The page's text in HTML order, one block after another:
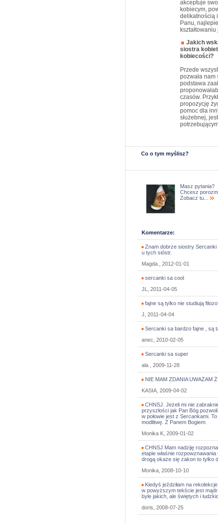
akceptuje
kobiecym,
delikatnością
Panu,
Jakich
siostra
kobiecości?
Przede
pozwała
podstawa
czasów.
propozycję
pomoc dla
służebnej,
Co o tym myślisz?
Masz pytania?
Chcesz
Zobacz tu...
Komentarze:
Znam dobrze siostry Sercanki
u tych sióstr.
Magda., 2012-01-01
sercanki sa cool
JL, 2011-04-05
fajne są tylko nie studiują
J, 2011-04-04
Sercanki sa bardzo fajne , są
anec, 2010-02-05
Sercanki sa super
ala , 2009-11-28
NIE MAM ZDANIA UWAŻAM
KASIA, 2009-04-02
CHNSJ. Jeżeli mi nie
przyszłości jak Pan Bóg
w połowie jest z Sercankami.
modlitwę. Z Panem Bogiem.
Monika K, 2009-01-02
CHNSJ Mam nadziję
etapie właśnie
drogą okaże się zakon to tylko
Monika, 2008-10-10
Kiedyś jeździłam na
w powyższym tekście jest
byle jakich, ale świętych i
doris, 2008-07-25